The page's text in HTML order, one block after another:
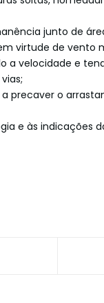
junto de
virtude de vento
a velocidade e
precaver o
e às indicações